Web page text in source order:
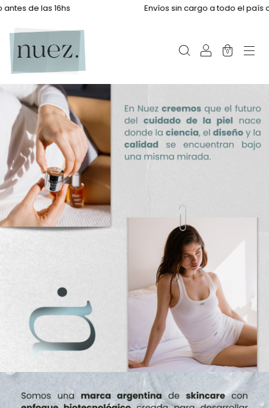
las 16hs Envíos sin cargo a todo el país a partir
0